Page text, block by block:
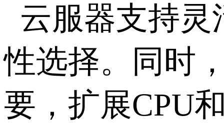
云服器支持
性选择。同时
要，扩展CPU